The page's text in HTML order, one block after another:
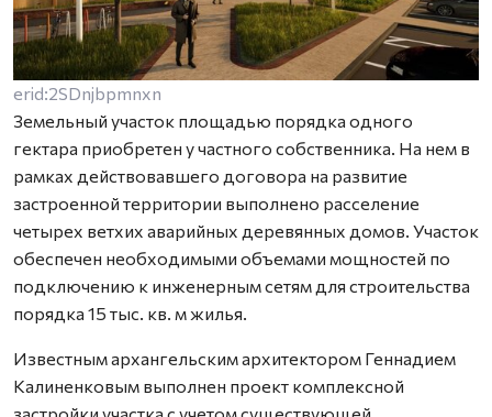
erid:2SDnjbpmnxn
Земельный участок площадью порядка одного
гектара приобретен у частного собственника. На нем в
рамках действовавшего договора на развитие
застроенной территории выполнено расселение
четырех ветхих аварийных деревянных домов. Участок
обеспечен необходимыми объемами мощностей по
подключению к инженерным сетям для строительства
порядка 15 тыс. кв. м жилья.
Известным архангельским архитектором Геннадием
Калиненковым выполнен проект комплексной